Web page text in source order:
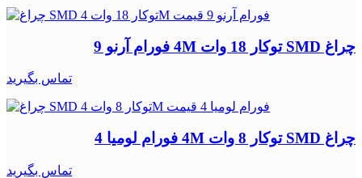
چراغ SMD توکار 18 وات 4M فورام آرنو 9
تماس بگیرید
چراغ SMD توکار 8 وات 4M فورام لومیا 4
تماس بگیرید